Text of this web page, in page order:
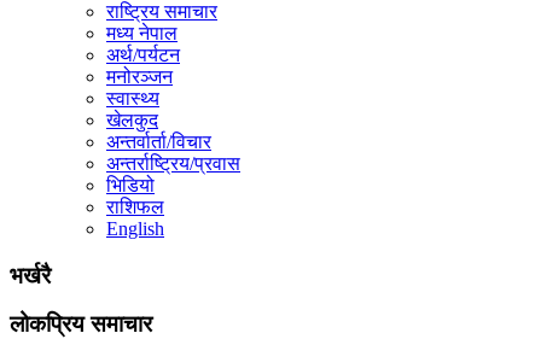
राष्ट्रिय समाचार
मध्य नेपाल
अर्थ/पर्यटन
मनोरञ्जन
स्वास्थ्य
खेलकुद
अन्तर्वार्ता/विचार
अन्तर्राष्ट्रिय/प्रवास
भिडियो
राशिफल
English
भर्खरै
लोकप्रिय समाचार